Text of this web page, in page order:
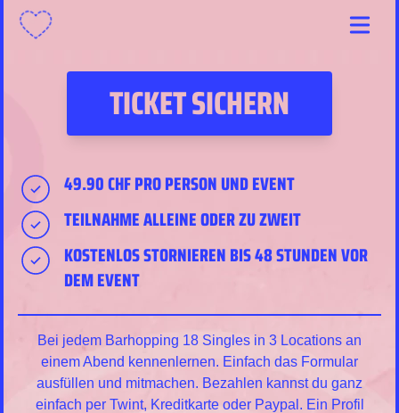
Menu
TICKET SICHERN
49.90 CHF PRO PERSON UND EVENT
TEILNAHME ALLEINE ODER ZU ZWEIT
KOSTENLOS STORNIEREN BIS 48 STUNDEN VOR
DEM EVENT
Bei jedem Barhopping 18 Singles in 3 Locations an
einem Abend kennenlernen. Einfach das Formular
ausfüllen und mitmachen. Bezahlen kannst du ganz
einfach per Twint, Kreditkarte oder Paypal. Ein Profil